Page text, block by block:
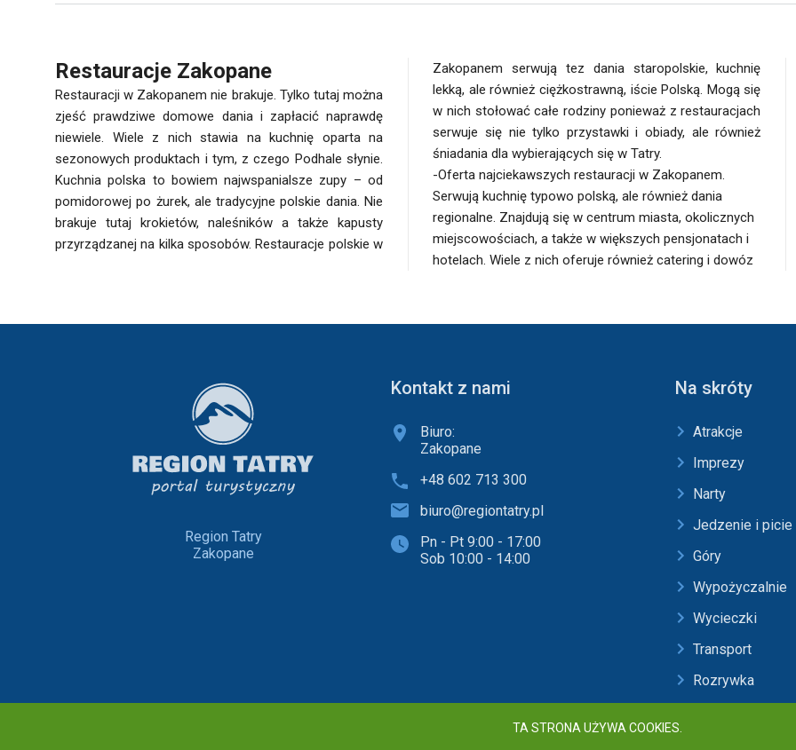
Restauracje Zakopane
Restauracji w Zakopanem nie brakuje. Tylko tutaj można
zjeść prawdziwe domowe dania i zapłacić naprawdę
niewiele. Wiele z nich stawia na kuchnię oparta na
sezonowych produktach i tym, z czego Podhale słynie.
Kuchnia polska to bowiem najwspanialsze zupy – od
pomidorowej po żurek, ale tradycyjne polskie dania. Nie
brakuje tutaj krokietów, naleśników a także kapusty
przyrządzanej na kilka sposobów. Restauracje polskie w
Zakopanem serwują tez dania staropolskie, kuchnię
lekką, ale również ciężkostrawną, iście Polską. Mogą się
w nich stołować całe rodziny ponieważ z restauracjach
serwuje się nie tylko przystawki i obiady, ale również
śniadania dla wybierających się w Tatry.
-Oferta najciekawszych restauracji w Zakopanem.
Serwują kuchnię typowo polską, ale również dania
regionalne. Znajdują się w centrum miasta, okolicznych
miejscowościach, a także w większych pensjonatach i
hotelach. Wiele z nich oferuje również catering i dowóz
uzależnione od tego, co w pojawia się na okolicznych
targowiskach i czym obrodzi tatrzańska ziemia. Kuchnia
polska to idealny wybór dla całych rodzin
Region Tatry
Zakopane
Kontakt z nami
Biuro:
Zakopane
+48 602 713 300
biuro@regiontatry.pl
Pn - Pt 9:00 - 17:00
Sob 10:00 - 14:00
Na skróty
Atrakcje
Imprezy
Narty
Jedzenie i picie
Góry
Wypożyczalnie
Wycieczki
Transport
Rozrywka
TA STRONA UŻYWA COOKIES.